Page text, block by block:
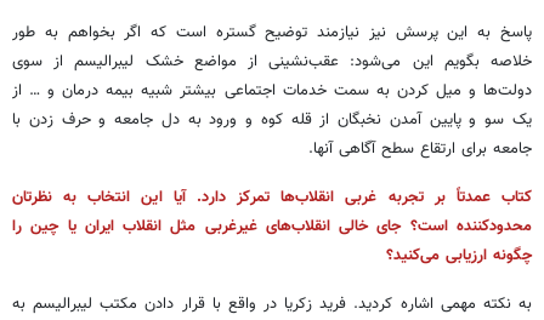
پاسخ به این پرسش نیز نیازمند توضیح گستره است که اگر بخواهم به طور
خلاصه بگویم این می‌شود: عقب‌نشینی از مواضع خشک لیبرالیسم از سوی
دولت‌ها و میل کردن به سمت خدمات اجتماعی بیشتر شبیه بیمه درمان و … از
یک سو و پایین آمدن نخبگان از قله کوه و ورود به دل جامعه و حرف زدن با
جامعه برای ارتقاع سطح آگاهی آنها.
کتاب عمدتاً بر تجربه غربی انقلاب‌ها تمرکز دارد. آیا این انتخاب به نظرتان
محدودکننده است؟ جای خالی انقلاب‌های غیرغربی مثل انقلاب ایران یا چین را
چگونه ارزیابی می‌کنید؟
به نکته مهمی اشاره کردید. فرید زکریا در واقع با قرار دادن مکتب لیبرالیسم به